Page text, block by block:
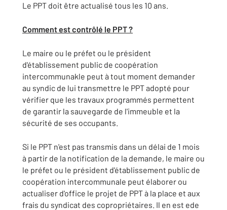
Le PPT doit être actualisé tous les 10 ans.
Comment est contrôlé le PPT ?
Le maire ou le préfet ou le président
d'établissement public de coopération
intercommunakle peut à tout moment demander
au syndic de lui transmettre le PPT adopté pour
vérifier que les travaux programmés permettent
de garantir la sauvegarde de l'immeuble et la
sécurité de ses occupants.
Si le PPT n'est pas transmis dans un délai de 1 mois
à partir de la notification de la demande, le maire ou
le préfet ou le président d'établissement public de
coopération intercommunale peut élaborer ou
actualiser d'office le projet de PPT à la place et aux
frais du syndicat des copropriétaires. Il en est ede